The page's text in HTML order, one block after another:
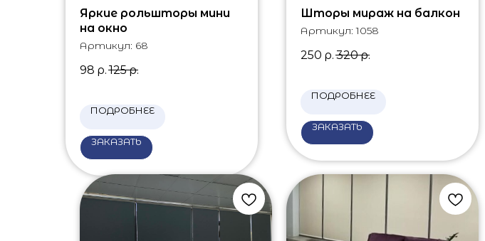
Яркие рольшторы мини
на окно
Артикул: 68
98 р. 125 р.
ПОДРОБНЕЕ
ЗАКАЗАТЬ
Шторы мираж на балкон
Артикул:1058
250 р. 320 р.
ПОДРОБНЕЕ
ЗАКАЗАТЬ